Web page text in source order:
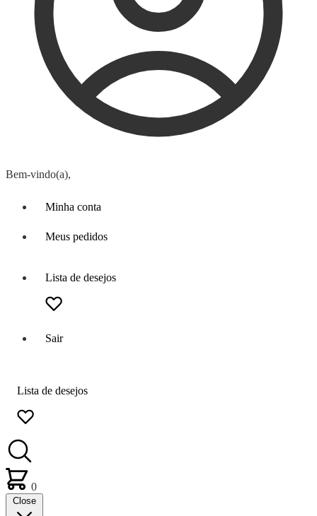
Bem-vindo(a),
Minha conta
Meus pedidos
Lista de desejos
Sair
Lista de desejos
0
Close